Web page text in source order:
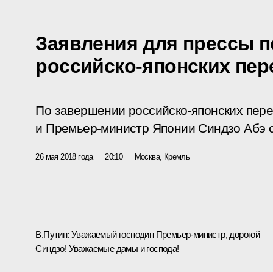
Заявления для прессы
российско-японских
По завершении российско-японских
и Премьер-министр Японии Синдзо Абэ
26 мая 2018 года 20:10 Москва, Кремль
В.Путин: Уважаемый господин Премьер-министр, дорогой
Синдзо! Уважаемые дамы и господа!